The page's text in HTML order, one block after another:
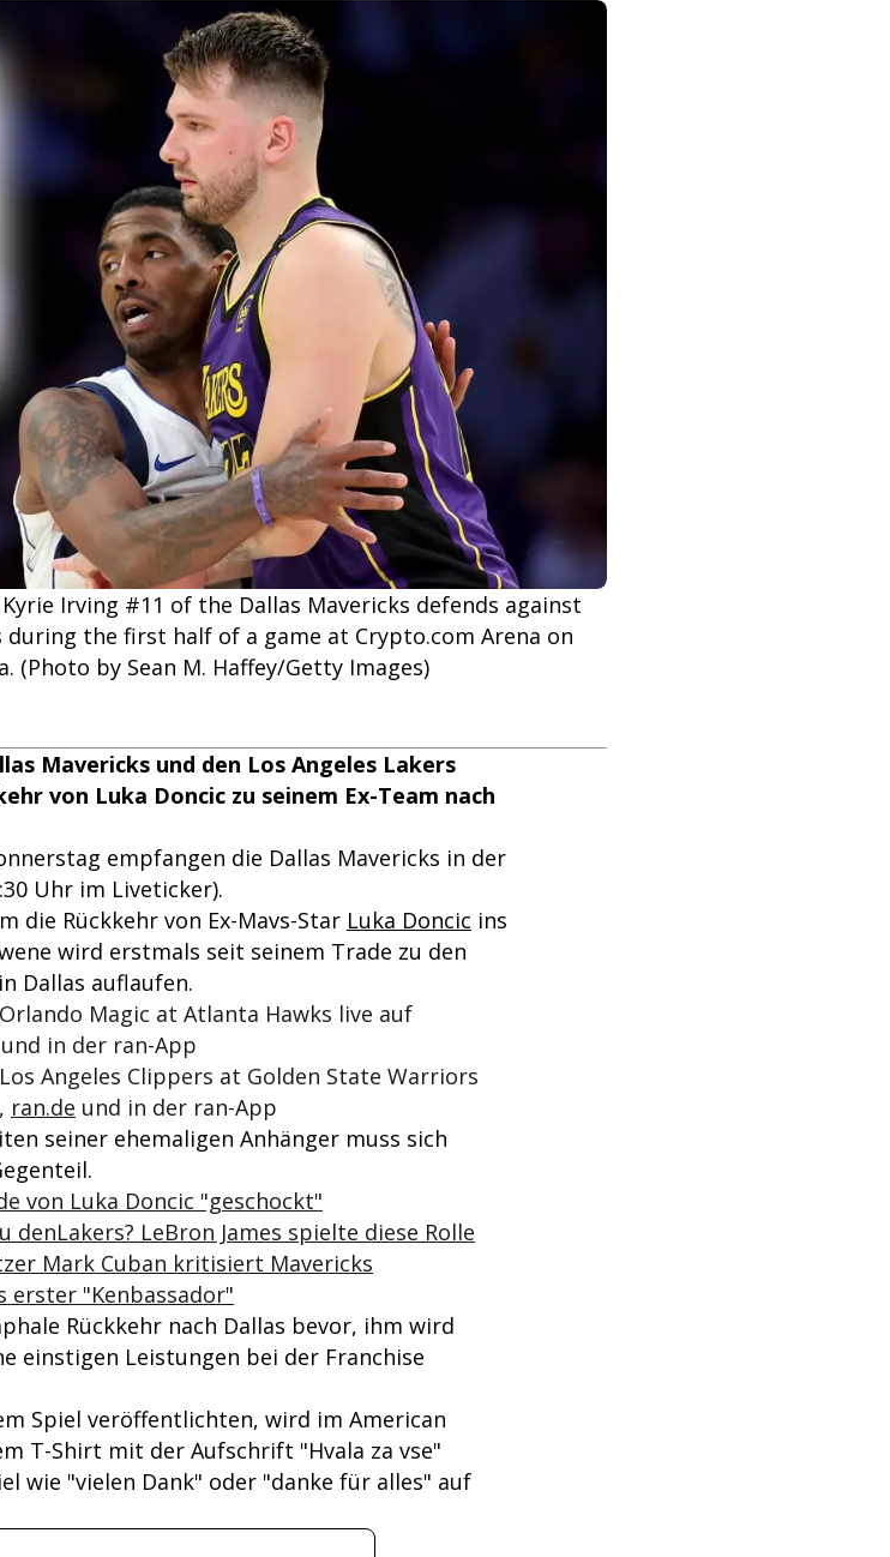
Kyrie Irving #11 of the Dallas Mavericks defends against
during the first half of a game at Crypto.com Arena on
(Photo by Sean M. Haffey/Getty Images)
Mavericks und den Los Angeles Lakers
von Luka Doncic zu seinem Ex-Team nach
empfangen die Dallas Mavericks in der
Uhr im Liveticker).
die Rückkehr von Ex-Mavs-Star Luka Doncic ins
wird erstmals seit seinem Trade zu den
Dallas auflaufen.
Magic at Atlanta Hawks live auf
und in der ran-App
Angeles Clippers at Golden State Warriors
, ran.de und in der ran-App
seiner ehemaligen Anhänger muss sich
von Luka Doncic "geschockt"
LeBron James spielte diese Rolle
Mark Cuban kritisiert Mavericks
erster "Kenbassador"
Rückkehr nach Dallas bevor, ihm wird
einstigen Leistungen bei der Franchise
Spiel veröffentlichten, wird im American
T-Shirt mit der Aufschrift "Hvala za vse"
wie "vielen Dank" oder "danke für alles" auf